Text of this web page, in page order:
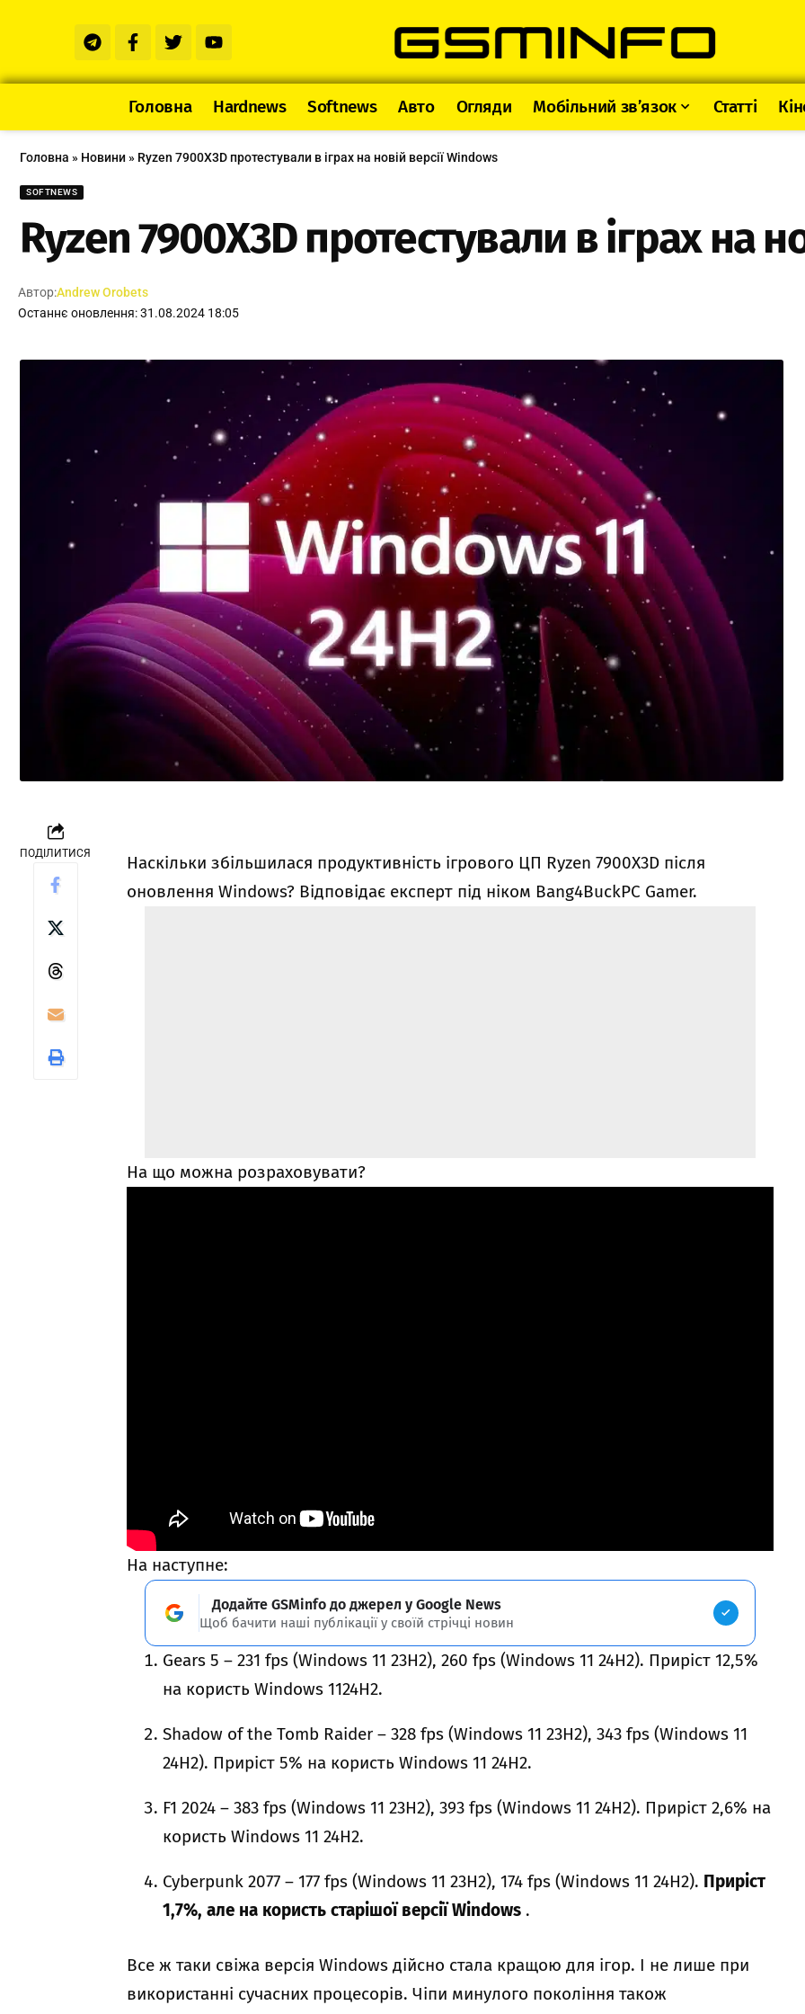
Головна Hardnews Softnews Авто Огляди Мобільний зв’язок Статті
Головна » Новини» Ryzen 7900X3D протестували в іграх на новій версії Windows
SOFTNEWS
Ryzen 7900X3D протестували в іграх на
Останнє оновлення: 31.08.2024 18:05
Автор:Andrew Orobets
ПОДІЛИТИСЯ
Наскільки збільшилася продуктивність ігрового ЦП Ryzen 7900X3D після
оновлення Windows? Відповідає експерт під ніком Bang4BuckPC Gamer.
На що можна розраховувати?
На наступне:
Додайте GSMinfo до джерел у Google News
Щоб бачити наші публікації у своїй стрічці новин
Gears 5 – 231 fps (Windows 11 23H2), 260 fps (Windows 11 24H2). Приріст 12,5%
на користь Windows 1124H2.
Shadow of the Tomb Raider – 328 fps (Windows 11 23H2), 343 fps (Windows 11
24H2). Приріст 5% на користь Windows 11 24H2.
F1 2024 – 383 fps (Windows 11 23H2), 393 fps (Windows 11 24H2). Приріст 2,6% на
користь Windows 11 24H2.
Cyberpunk 2077 – 177 fps (Windows 11 23H2), 174 fps (Windows 11 24H2). Приріст
1,7%, але на користь старішої версії Windows .
Все ж таки свіжа версія Windows дійсно стала кращою для ігор. І не лише при
використанні сучасних процесорів. Чіпи минулого покоління також